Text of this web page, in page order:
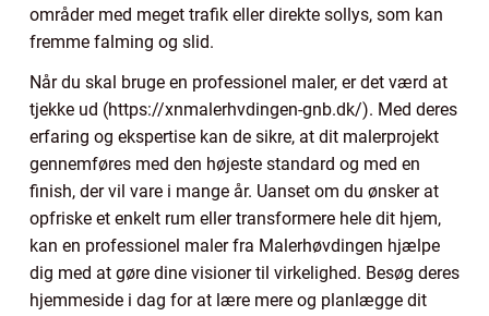
områder med meget trafik eller direkte sollys, som kan
fremme falming og slid.
Når du skal bruge en professionel maler, er det værd at
tjekke ud (https://xnmalerhvdingen-gnb.dk/). Med deres
erfaring og ekspertise kan de sikre, at dit malerprojekt
gennemføres med den højeste standard og med en
finish, der vil vare i mange år. Uanset om du ønsker at
opfriske et enkelt rum eller transformere hele dit hjem,
kan en professionel maler fra Malerhøvdingen hjælpe
dig med at gøre dine visioner til virkelighed. Besøg deres
hjemmeside i dag for at lære mere og planlægge dit